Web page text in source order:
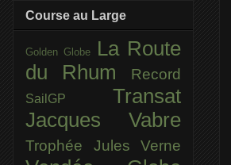
Course au Large
Golden Globe
La Route
du Rhum
Record
SailGP Transat
Jacques Vabre
Trophée Jules Verne